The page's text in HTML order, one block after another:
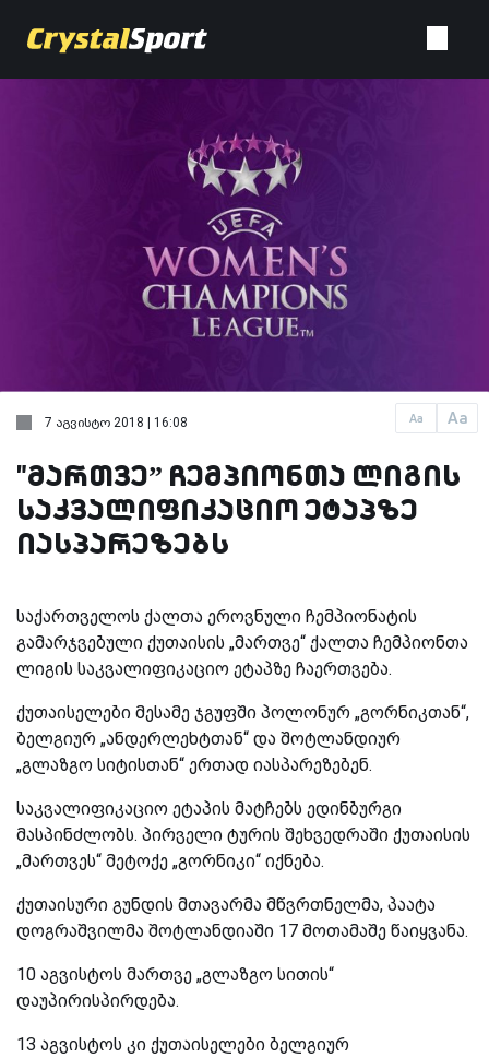
Aa Aa
7 აგვისტო 2018 | 16:08
"მართვე” ჩემპიონთა ლიგის
საკვალიფიკაციო ეტაპზე
იასპარეზებს
საქართველოს ქალთა ეროვნული ჩემპიონატის
გამარჯვებული ქუთაისის „მართვე“ ქალთა ჩემპიონთა
ლიგის საკვალიფიკაციო ეტაპზე ჩაერთვება.
ქუთაისელები მესამე ჯგუფში პოლონურ „გორნიკთან“,
ბელგიურ „ანდერლეხტთან“ და შოტლანდიურ
„გლაზგო სიტისთან“ ერთად იასპარეზებენ.
საკვალიფიკაციო ეტაპის მატჩებს ედინბურგი
მასპინძლობს. პირველი ტურის შეხვედრაში ქუთაისის
„მართვეს“ მეტოქე „გორნიკი“ იქნება.
ქუთაისური გუნდის მთავარმა მწვრთნელმა, პაატა
დოგრაშვილმა შოტლანდიაში 17 მოთამაშე წაიყვანა.
10 აგვისტოს მართვე „გლაზგო სითის“
დაუპირისპირდება.
13 აგვისტოს კი ქუთაისელები ბელგიურ